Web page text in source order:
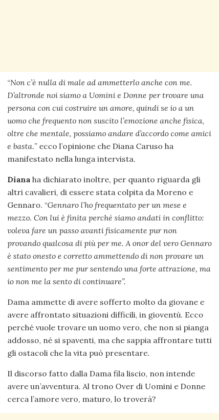
“Non c’è nulla di male ad ammetterlo anche con me.
D’altronde noi siamo a Uomini e Donne per trovare una
persona con cui costruire un amore, quindi se io a un
uomo che frequento non suscito l’emozione anche fisica,
oltre che mentale, possiamo andare d’accordo come amici
e basta.” ecco l’opinione che Diana Caruso ha
manifestato nella lunga intervista.
Diana ha dichiarato inoltre, per quanto riguarda gli
altri cavalieri, di essere stata colpita da Moreno e
Gennaro. “Gennaro l’ho frequentato per un mese e
mezzo. Con lui è finita perché siamo andati in conflitto:
voleva fare un passo avanti fisicamente pur non
provando qualcosa di più per me. A onor del vero Gennaro
è stato onesto e corretto ammettendo di non provare un
sentimento per me pur sentendo una forte attrazione, ma
io non me la sento di continuare”.
Dama ammette di avere sofferto molto da giovane e
avere affrontato situazioni difficili, in gioventù. Ecco
perché vuole trovare un uomo vero, che non si pianga
addosso, né si spaventi, ma che sappia affrontare tutti
gli ostacoli che la vita può presentare.
Il discorso fatto dalla Dama fila liscio, non intende
avere un’avventura. Al trono Over di Uomini e Donne
cerca l’amore vero, maturo, lo troverà?